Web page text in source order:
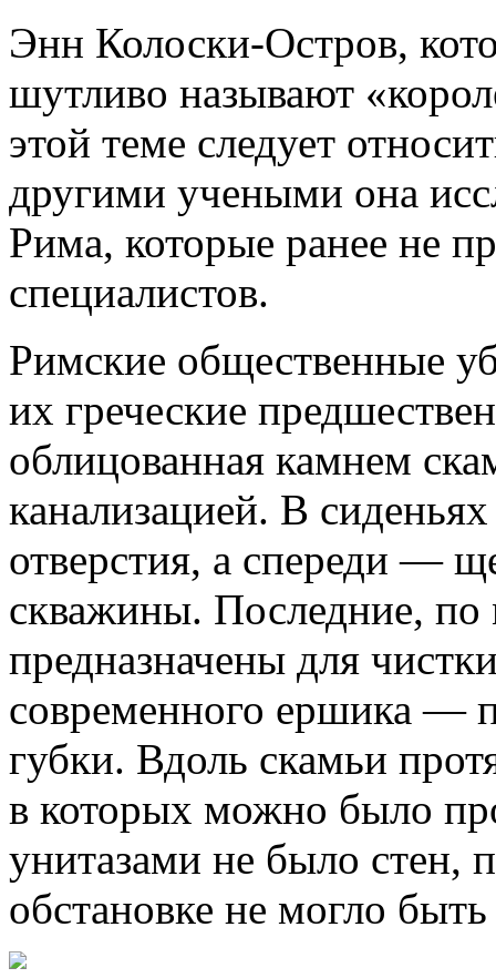
Энн Колоски-Остров,
шутливо называют
этой теме следует
другими учеными она
Рима, которые ранее не
специалистов.
Римские общественные
их греческие
облицованная камнем
канализацией. В
отверстия, а спереди —
скважины. Последние,
предназначены для
современного ершика —
губки. Вдоль скамьи
в которых можно было
унитазами не было стен,
обстановке не могло